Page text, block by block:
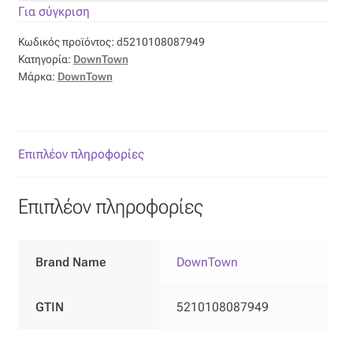
Οργάντζα με κέντημα
Οργάντζα με φλοκ
Οργάντζα μεταξωτή
Για σύγκριση
Κωδικός προϊόντος: d5210108087949
Κατηγορία: DownTown
Μάρκα: DownTown
Επιπλέον πληροφορίες
Επιπλέον πληροφορίες
Brand Name DownTown
GTIN 5210108087949